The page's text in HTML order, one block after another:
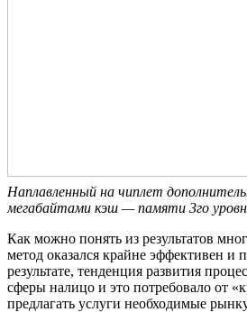
Наплавленный на чиплет
мегабайтами кэш — памяти 3го
Как можно понять из результатов
метод оказался крайне эффективен и
результате, тенденция развития
сферы налицо и это потребовало от
предлагать услуги необходимые